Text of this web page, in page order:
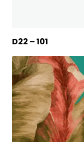
D22 – 101